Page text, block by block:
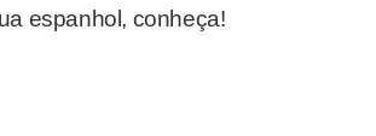
espanhol, conheça!